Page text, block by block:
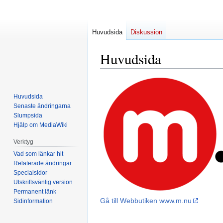
Huvudsida
navigering
Gå till Webbutiken www.m.nu
Huvudsida Diskussion
Huvudsida
Senaste ändringarna
Slumpsida
Hjälp om MediaWiki
Verktyg
Vad som länkar hit
Relaterade ändringar
Specialsidor
Utskriftsvänlig version
Permanent länk
Sidinformation